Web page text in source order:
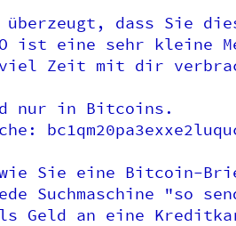
dass Sie
ist eine sehr kleine
viel Zeit mit dir
nur in Bitcoins.
Sie eine Bitcoin-
Suchmaschine "so
Geld an eine